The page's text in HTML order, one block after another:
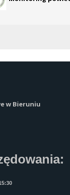
w Bieruniu